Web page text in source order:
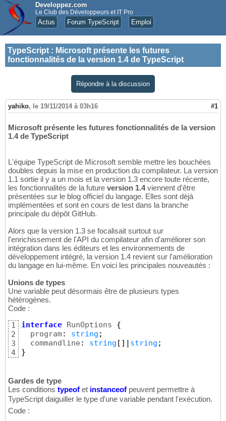
Developpez.com
Le Club des Développeurs et IT Pro
Actus Forum TypeScript Emploi
TypeScript : Microsoft présente les futures
fonctionnalités de la version 1.4 de TypeScript
Répondre à la discussion
yahiko, le 19/11/2014 à 03h16 #1
Microsoft présente les futures fonctionnalités de la version
1.4 de TypeScript
L'équipe TypeScript de Microsoft semble mettre les bouchées
doubles depuis la mise en production du compilateur. La version
1.1 sortie il y a un mois et la version 1.3 encore toute récente,
les fonctionnalités de la future version 1.4viennent d'être
présentées sur le blog officiel du langage. Elles sont déjà
implémentées et sont en cours de test dans la branche
principale du dépôt GitHub.
Alors que la version 1.3 se focalisait surtout sur
l'enrichissement de l'API du compilateur afin d'améliorer son
intégration dans les éditeurs et les environnements de
développement intégré, la version 1.4 revient sur l'amélioration
du langage en lui-même. En voici les principales nouveautés :
Unions de types
Une variable peut désormais être de plusieurs types
hétérogènes.
Code :
1
2
3
4
interface RunOptions {
  program
: string ;
  commandline
: string [ ] string ;
}
Gardes de type
Les conditions typeof et instanceof peuvent permettre à
TypeScript daiguiller le type d'une variable pendant l'exécution.
Code :